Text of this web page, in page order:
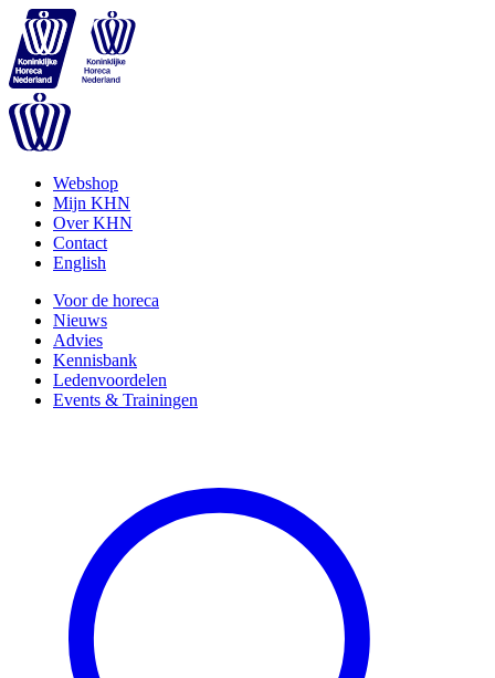
Webshop
Mijn KHN
Over KHN
Contact
English
Voor de horeca
Nieuws
Advies
Kennisbank
Ledenvoordelen
Events & Trainingen